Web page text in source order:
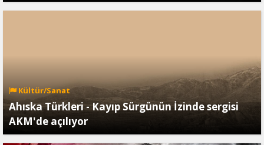
Kültür/Sanat
Ahıska Türkleri - Kayıp Sürgünün İzinde sergisi
AKM'de açılıyor